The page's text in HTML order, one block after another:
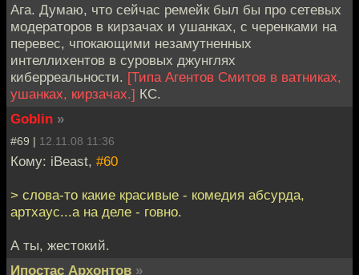
Ага. Думаю, что сейчас ремейк был бы про сетевых
модераторов в кирзачах и ушанках, с черенками на
перевес, чпокающими незамутненных
интеллихентов в суровых джунглях
киберреальности. [Типа Агентов Смитов в ватниках,
ушанках, кирзачах.] КС.
Goblin »
#69 | 12.11.08 11:36
Кому: iBeast, #60
> слова-то какие красивые - комедия абсурда,
артхаус...а на деле - говно.
А ты, жестокий.
Ипостас Архонтов »